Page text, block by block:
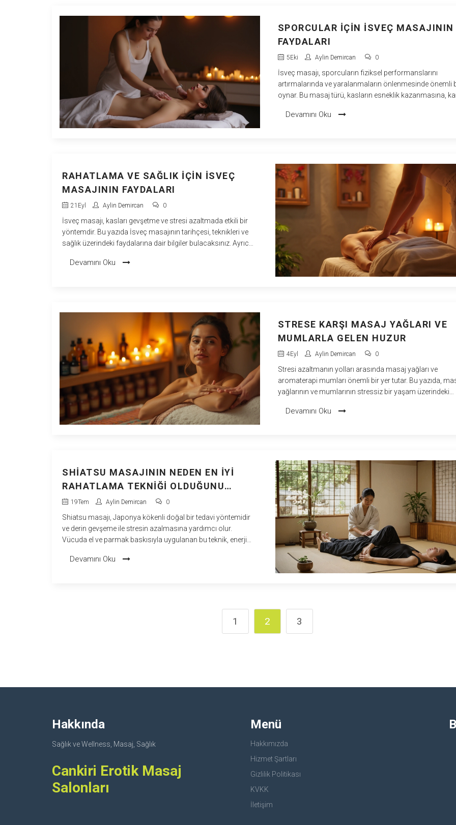
SPORCULAR İÇIN İSVEÇ MASAJININ
FAYDALARI
5Eki Aylin Demircan 0
İsveç masajı, sporcuların fiziksel performanslarını
artırmalarında ve yaralanmaların önlenmesinde önemli
oynar. Bu masaj türü, kasların esneklik kazanmasına,
yardımcı olur. Sporcular için düzenli olarak
hakkında bilinmesi gereken temel bilgileri bu yazıda
bulabilirsiniz.
Devamını Oku
RAHATLAMA VE SAĞLIK İÇIN İSVEÇ
MASAJININ FAYDALARI
21 Eyl Aylin Demircan 0
İsveç masajı, kasları gevşetme ve stresi azaltmada etkili bir
yöntemdir. Bu yazıda İsveç masajının tarihçesi, teknikleri ve
sağlık üzerindeki faydalarına dair bilgiler bulacaksınız. Ayrıca,
noktaları keşfedeceksiniz. İsveç masajı ile ilgili bilinmesi
Devamını Oku
STRESE KARŞI MASAJ YAĞLARI VE
MUMLARLA GELEN HUZUR
4Eyl Aylin Demircan 0
Stresi azaltmanın yolları arasında masaj yağları ve
aromaterapi mumları önemli bir yer tutar. Bu yazıda,
yağlarının ve mumlarının stressiz bir yaşam üzerindeki
olduğunu ve bunları nasıl kullanabileceğinizi öğrenerek
Devamını Oku
SHIATSU MASAJININ NEDEN EN İYI
RAHATLAMA TEKNIĞI OLDUĞUNU
KEŞFEDIN
19Tem Aylin Demircan 0
Shiatsu masajı, Japonya kökenli doğal bir tedavi yöntemidir
ve derin gevşeme ile stresin azalmasına yardımcı olur.
Vücuda el ve parmak baskısıyla uygulanan bu teknik, enerji
sağlar. Bu yazıda, shiatsu masajının nasıl uygulandığını,
Devamını Oku
1 2 3
Hakkında
Sağlık ve Wellness, Masaj, Sağlık
Cankiri Erotik Masaj
Salonları
Menü
Hakkımızda
Hizmet Şartları
Gizlilik Politikası
KVKK
İletişim